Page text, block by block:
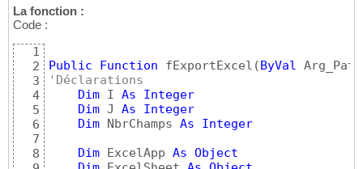
La fonction :
Code :
1
2
3
4
5
6
7
8
Public Function fExportExcel ( ByVal
'Déclarations
Dim I As
Integer
Dim J As
Integer
Dim NbrChamps As
Integer
Dim ExcelApp As Object